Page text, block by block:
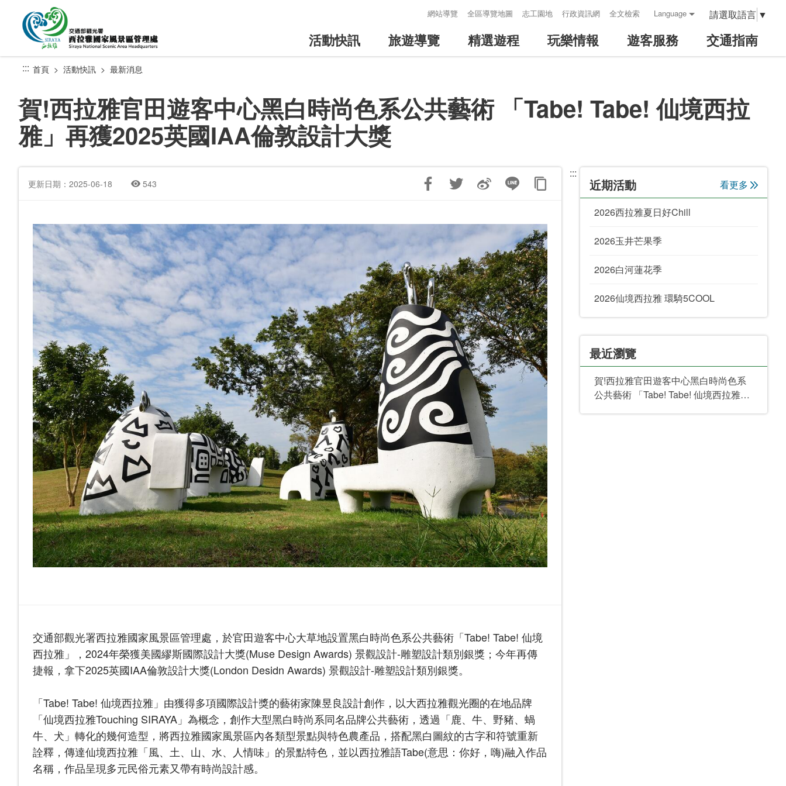
網站導覽 全區導覽地圖 志工園地 行政資訊網 全文檢索 Language 請選取語言 ▼
活動快訊 旅遊導覽 精選遊程 玩樂情報 遊客服務 交通指南
::: 首頁 活動快訊 最新消息
賀!西拉雅官田遊客中心黑白時尚色系公共藝術 「Tabe! Tabe! 仙境西拉
雅」再獲2025英國IAA倫敦設計大獎
更新日期：2025-06-18 543
交通部觀光署西拉雅國家風景區管理處，於官田遊客中心大草地設置黑白時尚色系公共藝術「Tabe! Tabe! 仙境
西拉雅」，2024年榮獲美國繆斯國際設計大獎(Muse Design Awards) 景觀設計-雕塑設計類別銀獎；今年再傳
捷報，拿下2025英國IAA倫敦設計大獎(London Desidn Awards) 景觀設計-雕塑設計類別銀獎。
「Tabe! Tabe! 仙境西拉雅」由獲得多項國際設計獎的藝術家陳昱良設計創作，以大西拉雅觀光圈的在地品牌
「仙境西拉雅Touching SIRAYA」為概念，創作大型黑白時尚系同名品牌公共藝術，透過「鹿、牛、野豬、蝸
牛、犬」轉化的幾何造型，將西拉雅國家風景區內各類型景點與特色農產品，搭配黑白圖紋的古字和符號重新
詮釋，傳達仙境西拉雅「風、土、山、水、人情味」的景點特色，並以西拉雅語Tabe(意思：你好，嗨)融入作品
名稱，作品呈現多元民俗元素又帶有時尚設計感。
:::
近期活動 看更多
2026西拉雅夏日好Chill
2026玉井芒果季
2026白河蓮花季
2026仙境西拉雅 環騎5COOL
最近瀏覽
賀!西拉雅官田遊客中心黑白時尚色系
公共藝術 「Tabe! Tabe! 仙境西拉雅」